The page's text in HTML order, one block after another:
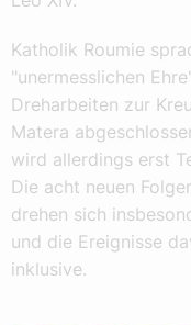
Katholik Roumie
"unermesslichen
Dreharbeiten zur
Matera
wird allerdings erst
Die acht neuen
drehen sich
und die Ereignisse
inklusive.